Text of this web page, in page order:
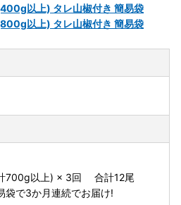
以上) タレ山椒付き 簡易袋
以上) タレ山椒付き 簡易袋
700g以上) × 3回 合計12尾
袋で3か月連続でお届け!